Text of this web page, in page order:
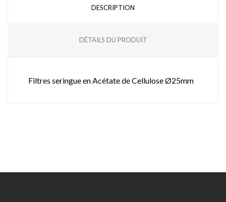
DESCRIPTION
DÉTAILS DU PRODUIT
Filtres seringue en Acétate de Cellulose Ø25mm